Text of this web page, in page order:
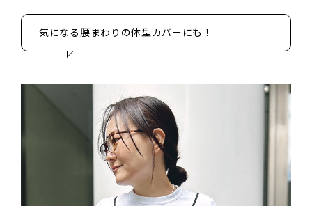
気になる腰まわりの体型カバーにも！